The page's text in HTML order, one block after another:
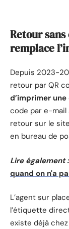
Retour
remplace
Depuis 2023-
retour par QR
d’imprimer
code par e-mail
retour sur le
en bureau de
Lire également :
quand on n'a
L’agent sur
l’étiquette
existe déjà